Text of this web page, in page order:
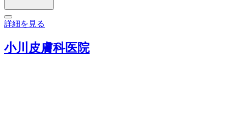
詳細を見る
小川皮膚科医院